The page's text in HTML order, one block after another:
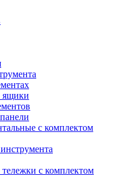
ящики
с комплектом
с комплектом